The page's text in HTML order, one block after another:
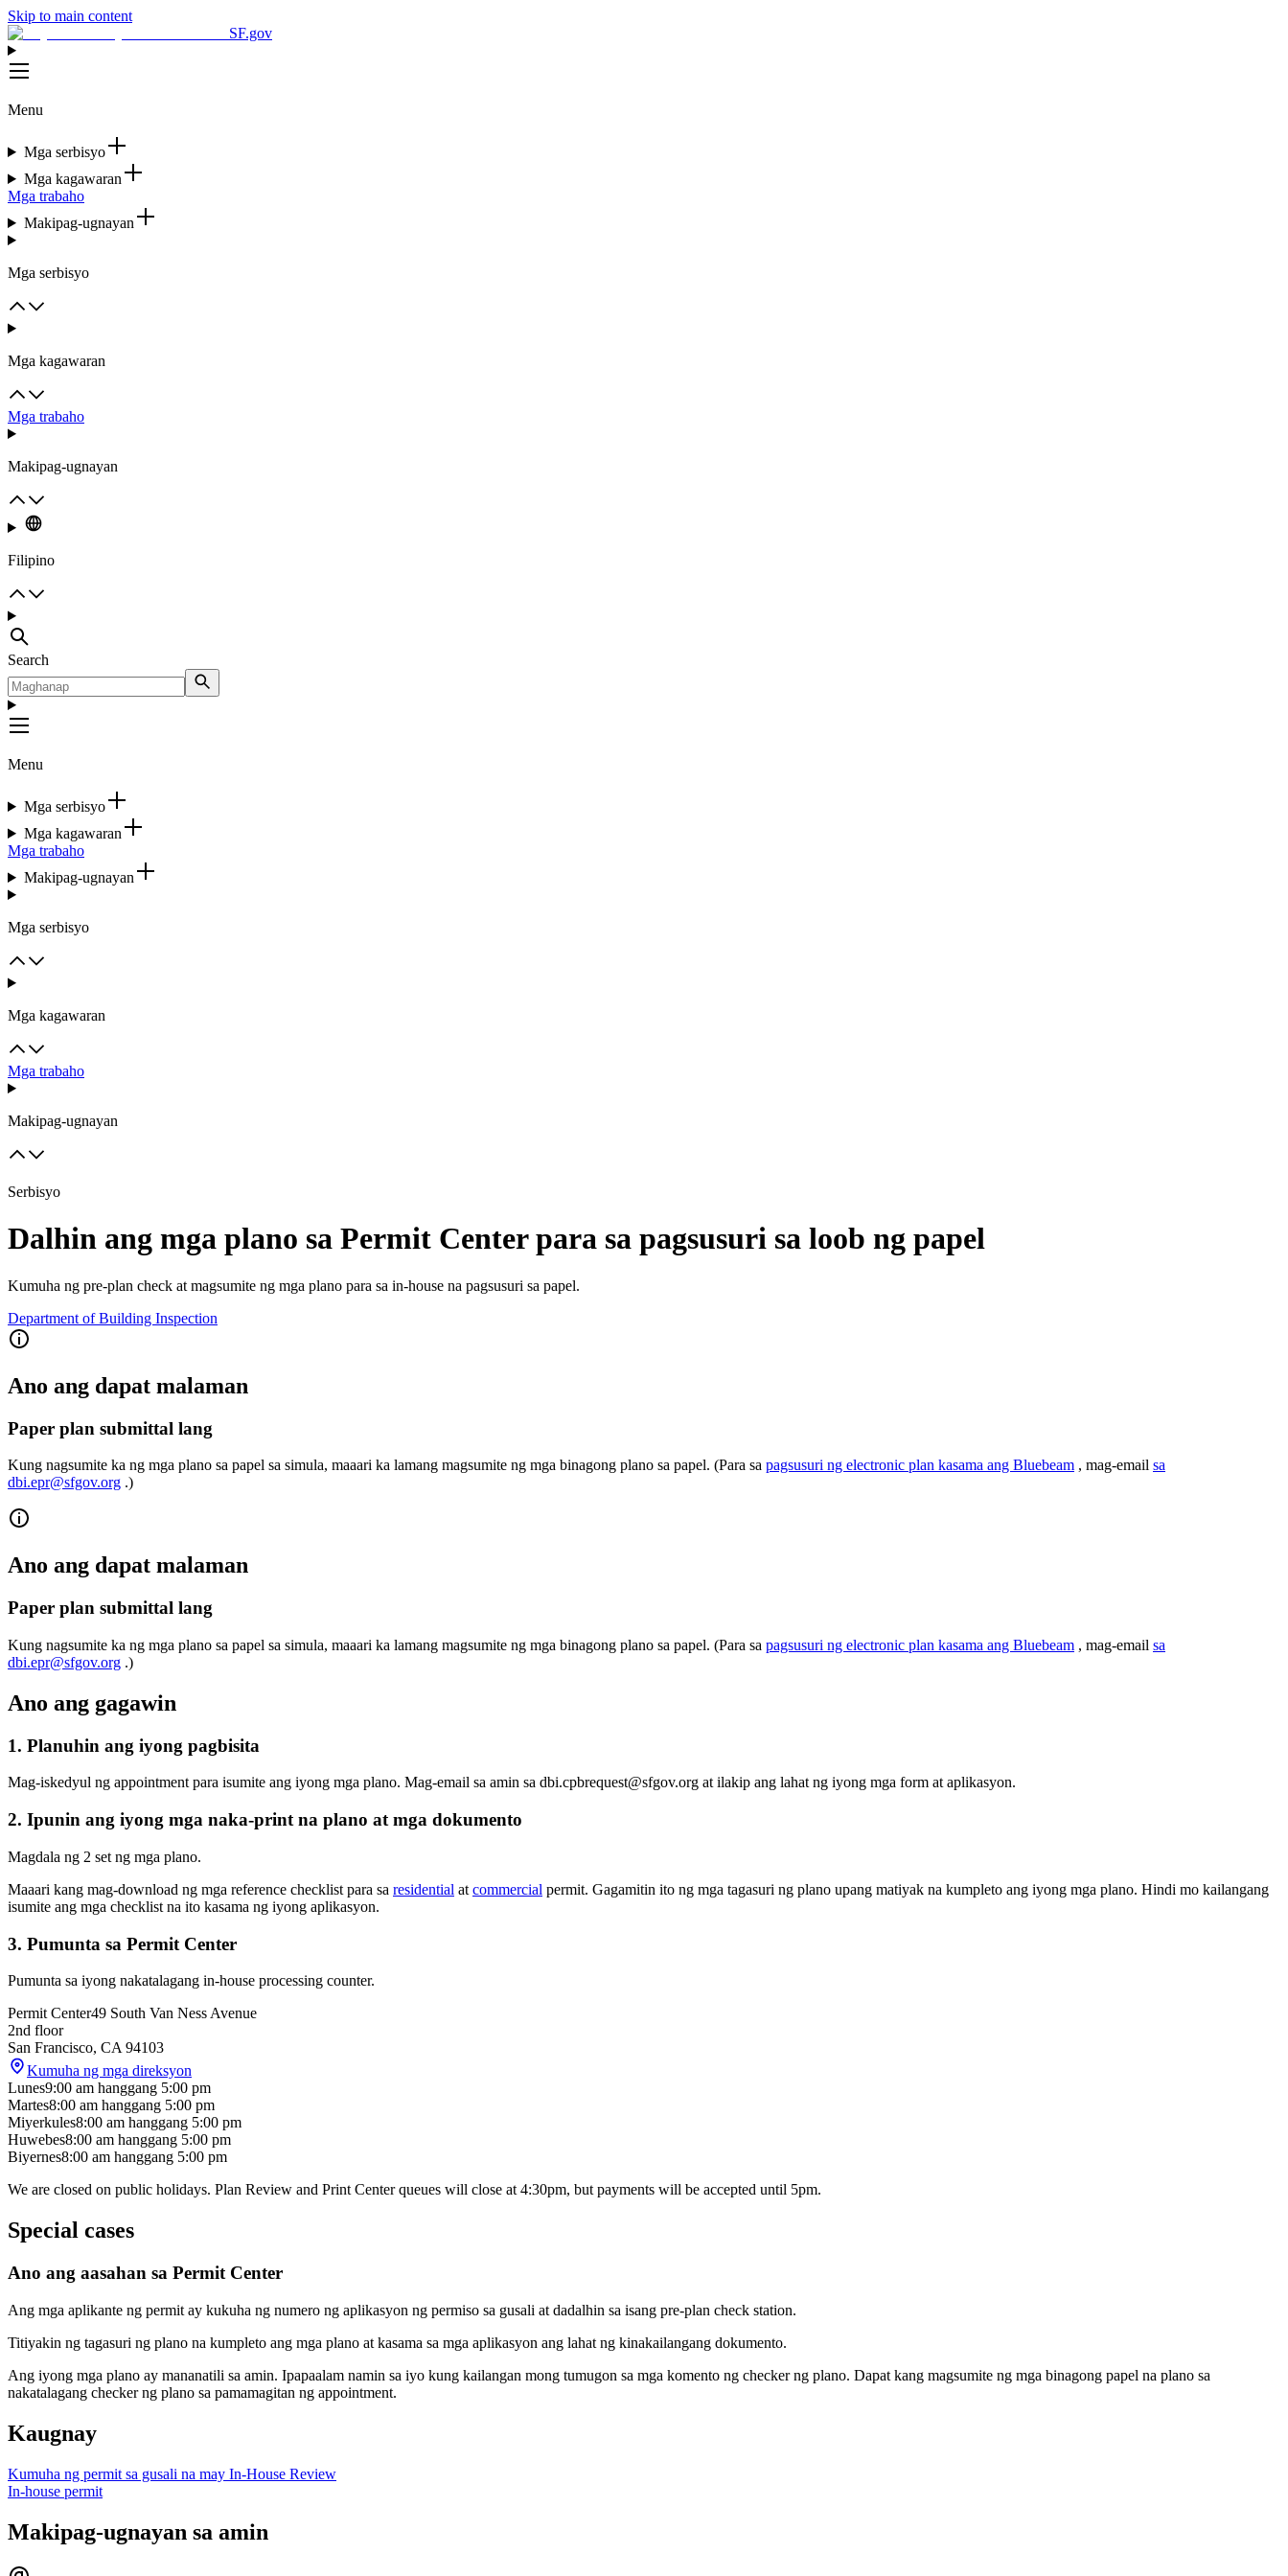
Skip to main content
SF.gov
Menu
Mga serbisyo
Mga kagawaran
Mga trabaho
Makipag-ugnayan
Mga serbisyo
Mga kagawaran
Mga trabaho
Makipag-ugnayan
Filipino
Search
Menu
Mga serbisyo
Mga kagawaran
Mga trabaho
Makipag-ugnayan
Mga serbisyo
Mga kagawaran
Mga trabaho
Makipag-ugnayan
Serbisyo
Dalhin ang mga plano sa Permit Center para sa pagsusuri sa loob ng papel
Kumuha ng pre-plan check at magsumite ng mga plano para sa in-house na pagsusuri sa papel.
Department of Building Inspection
Ano ang dapat malaman
Paper plan submittal lang
Kung nagsumite ka ng mga plano sa papel sa simula, maaari ka lamang magsumite ng mga binagong plano sa papel. (Para sa pagsusuri ng electronic plan kasama ang Bluebeam , mag-email sa
dbi.epr@sfgov.org .)
Ano ang dapat malaman
Paper plan submittal lang
Kung nagsumite ka ng mga plano sa papel sa simula, maaari ka lamang magsumite ng mga binagong plano sa papel. (Para sa pagsusuri ng electronic plan kasama ang Bluebeam , mag-email sa
dbi.epr@sfgov.org .)
Ano ang gagawin
1. Planuhin ang iyong pagbisita
Mag-iskedyul ng appointment para isumite ang iyong mga plano. Mag-email sa amin sa dbi.cpbrequest@sfgov.org at ilakip ang lahat ng iyong mga form at aplikasyon.
2. Ipunin ang iyong mga naka-print na plano at mga dokumento
Magdala ng 2 set ng mga plano.
Maaari kang mag-download ng mga reference checklist para sa residential at commercial permit. Gagamitin ito ng mga tagasuri ng plano upang matiyak na kumpleto ang iyong mga plano. Hindi mo kailangang
isumite ang mga checklist na ito kasama ng iyong aplikasyon.
3. Pumunta sa Permit Center
Pumunta sa iyong nakatalagang in-house processing counter.
Permit Center49 South Van Ness Avenue
2nd floor
San Francisco, CA 94103
Kumuha ng mga direksyon
Lunes9:00 am hanggang 5:00 pm
Martes8:00 am hanggang 5:00 pm
Miyerkules8:00 am hanggang 5:00 pm
Huwebes8:00 am hanggang 5:00 pm
Biyernes8:00 am hanggang 5:00 pm
We are closed on public holidays. Plan Review and Print Center queues will close at 4:30pm, but payments will be accepted until 5pm.
Special cases
Ano ang aasahan sa Permit Center
Ang mga aplikante ng permit ay kukuha ng numero ng aplikasyon ng permiso sa gusali at dadalhin sa isang pre-plan check station.
Titiyakin ng tagasuri ng plano na kumpleto ang mga plano at kasama sa mga aplikasyon ang lahat ng kinakailangang dokumento.
Ang iyong mga plano ay mananatili sa amin. Ipapaalam namin sa iyo kung kailangan mong tumugon sa mga komento ng checker ng plano. Dapat kang magsumite ng mga binagong papel na plano sa
nakatalagang checker ng plano sa pamamagitan ng appointment.
Kaugnay
Kumuha ng permit sa gusali na may In-House Review
In-house permit
Makipag-ugnayan sa amin